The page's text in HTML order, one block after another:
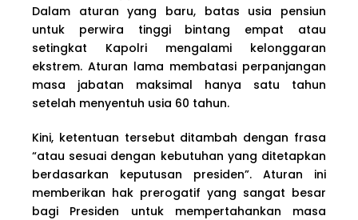
Dalam aturan yang baru, batas usia pensiun
untuk perwira tinggi bintang empat atau
setingkat Kapolri mengalami kelonggaran
ekstrem. Aturan lama membatasi perpanjangan
masa jabatan maksimal hanya satu tahun
setelah menyentuh usia 60 tahun.
Kini, ketentuan tersebut ditambah dengan frasa
“atau sesuai dengan kebutuhan yang ditetapkan
berdasarkan keputusan presiden”. Aturan ini
memberikan hak prerogatif yang sangat besar
bagi Presiden untuk mempertahankan masa